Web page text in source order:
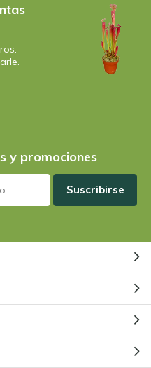
y promociones
Suscribirse